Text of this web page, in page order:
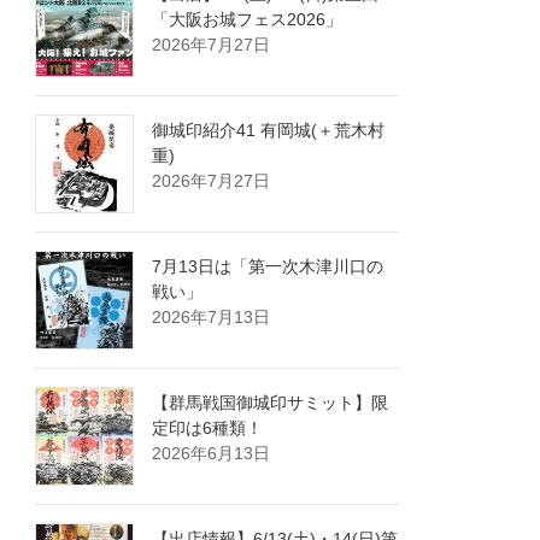
「大阪お城フェス2026」
2026年7月27日
御城印紹介41 有岡城(＋荒木村
重)
2026年7月27日
7月13日は「第一次木津川口の
戦い」
2026年7月13日
【群馬戦国御城印サミット】限
定印は6種類！
2026年6月13日